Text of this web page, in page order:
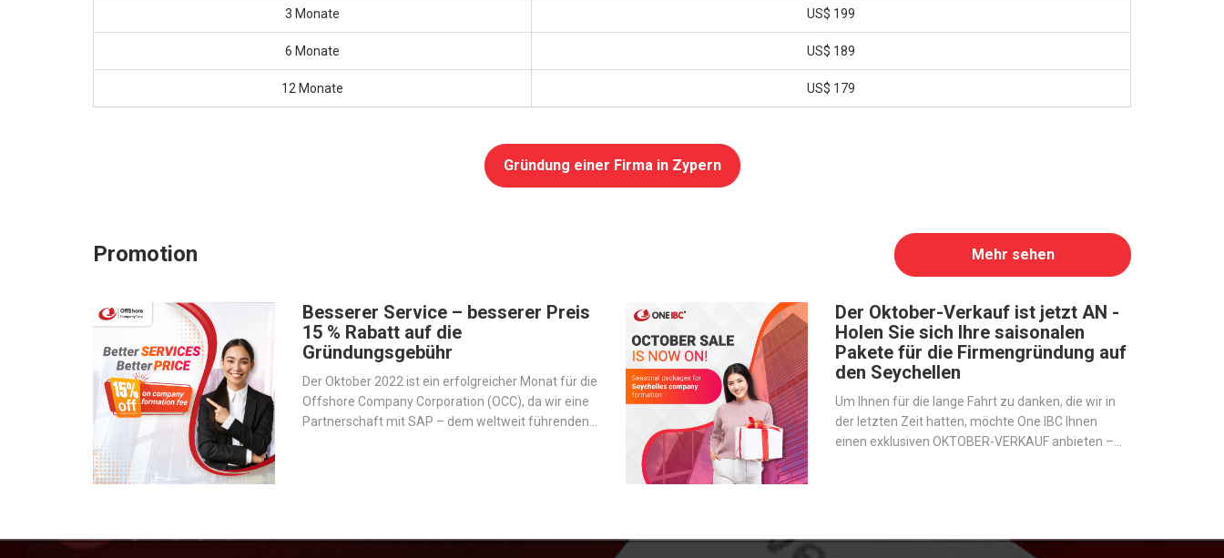
3 Monate US$ 199
6 Monate US$ 189
12 Monate US$ 179
Gründung einer Firma in Zypern
Promotion
Besserer Service – besserer Preis
15 % Rabatt auf die
Gründungsgebühr
Der Oktober 2022 ist ein erfolgreicher Monat für die
Offshore Company Corporation (OCC), da wir eine
Partnerschaft mit SAP – dem weltweit führenden
Der Oktober-Verkauf ist jetzt AN -
Holen Sie sich Ihre saisonalen
Pakete für die Firmengründung auf
den Seychellen
Um Ihnen für die lange Fahrt zu danken, die wir in
der letzten Zeit hatten, möchte One IBC Ihnen
einen exklusiven OKTOBER-VERKAUF anbieten –
Mehr sehen